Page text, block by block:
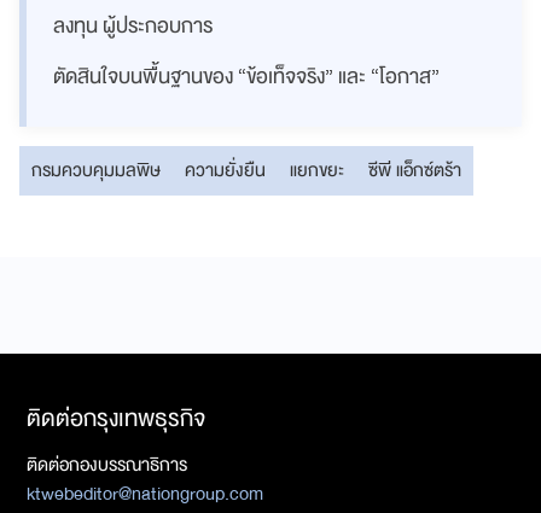
ลงทุน ผู้ประกอบการ
ตัดสินใจบนพื้นฐานของ “ข้อเท็จจริง” และ “โอกาส”
กรมควบคุมมลพิษ ความยั่งยืน แยกขยะ ซีพี แอ็กซ์ตร้า
ติดต่อกรุงเทพธุรกิจ
ติดต่อกองบรรณาธิการ
ktwebeditor@nationgroup.com